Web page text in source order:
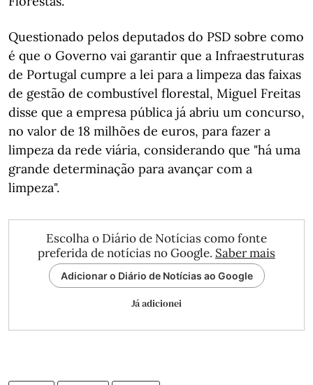
Questionado pelos deputados do PSD sobre como
é que o Governo vai garantir que a Infraestruturas
de Portugal cumpre a lei para a limpeza das faixas
de gestão de combustível florestal, Miguel Freitas
disse que a empresa pública já abriu um concurso,
no valor de 18 milhões de euros, para fazer a
limpeza da rede viária, considerando que "há uma
grande determinação para avançar com a
limpeza".
Escolha o Diário de Notícias como fonte
preferida de notícias no Google. Saber mais
Adicionar o Diário de Notícias ao Google
Já adicionei